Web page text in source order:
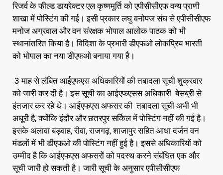
रिजर्व के फील्ड डायरेक्टर एल कृष्णमूर्ति को एपीसीसीएफ वन्य प्राणी
शाखा में पोस्टिंग की गई। इसी प्रकार लघु वनोपज संघ से एपीसीसीएफ
मनोज अग्रवाल और वन संरक्षक भोपाल आलोक पाठक को भी
स्थानांतरित किया है। विदिशा के प्रभारी डीएफओ लोकप्रिय भारती
को भोपाल का नया डीएफओ बनाया गया है।
3 माह से लंबित आईएफएस अधिकारियों की तबादला सूची शुक्रवार
को जारी कर दी है। इस सूची का आईएफएसस अधिकारी बेसब्री से
इंतजार कर रहे थे। आईएफएस अफसर की तबादला सूची अभी भी
अधूरी है, क्योंकि इंदौर और छतरपुर सर्किल में पोस्टिंग नहीं की गई है।
इसके अलावा बड़वाह, रीवा, राजगढ़, शाजापुर सहित आधा दर्जन वन
मंडलों में भी डीएफओ की पोस्टिंग नहीं हुई है। इससे अधिकारियों को
उम्मीद है कि आईएफएस अफसरों को पदस्थ करने संबंधित एक और
सूची जारी हो सकती है। जारी सूची के अनुसार एपीसीसीएफ